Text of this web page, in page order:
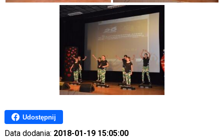
Udostępnij
Data dodania: 2018-01-19 15:05:00